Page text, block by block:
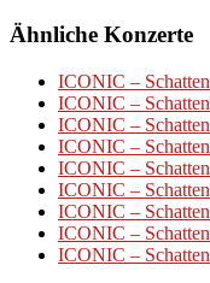
Ähnliche Konzerte
ICONIC –
ICONIC –
ICONIC –
ICONIC –
ICONIC –
ICONIC –
ICONIC –
ICONIC –
ICONIC –